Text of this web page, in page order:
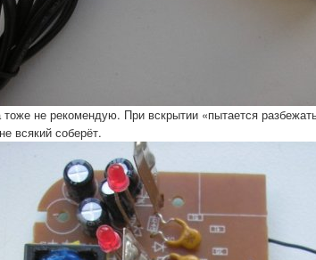
тоже не рекомендую. При вскрытии «пытается
всякий соберёт.